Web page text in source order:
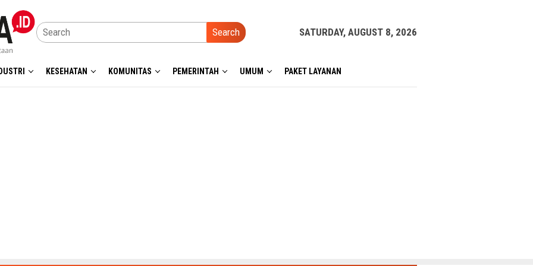
Search SATURDAY, AUGUST 8, 2026
KESEHATAN KOMUNITAS PEMERINTAH UMUM PAKET LAYANAN